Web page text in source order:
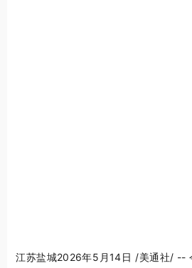
江苏盐城2026年5月14日 /美通社/ --